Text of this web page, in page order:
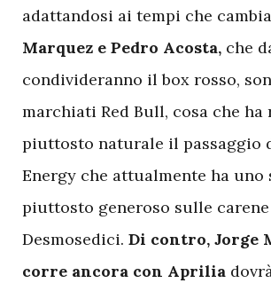
adattandosi ai tempi che
Marquez e Pedro Acosta, che
condivideranno il box rosso,
marchiati Red Bull, cosa che ha
piuttosto naturale il passaggio
Energy che attualmente ha uno
piuttosto generoso sulle
Desmosedici. Di contro, Jorge
corre ancora con Aprilia